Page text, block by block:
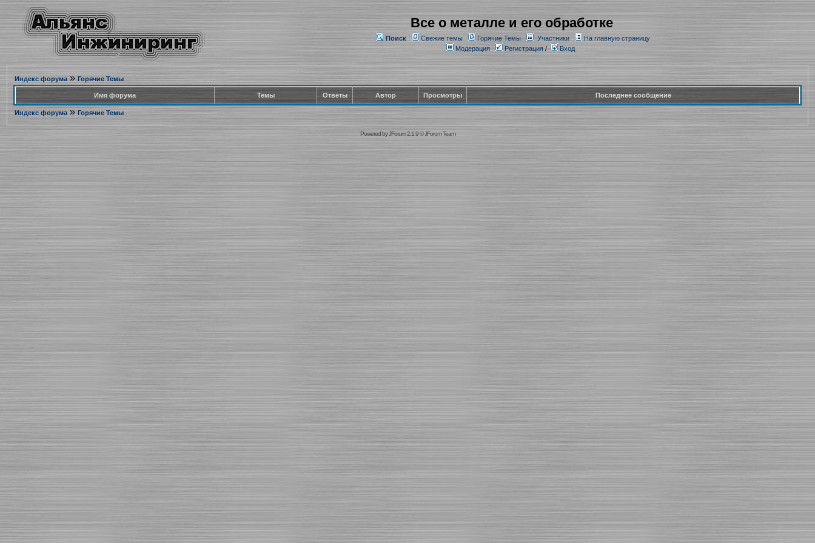
Все о металле и его обработке
Поиск Свежие темы Горячие Темы Участники
На главную страницу
Модерация
Регистрация/ Вход
Индекс форума» Горячие Темы
Имя форума Темы Ответы Автор Просмотры Последнее сообщение
Индекс форума» Горячие Темы
Powered byJForum 2.1.9©JForum Team